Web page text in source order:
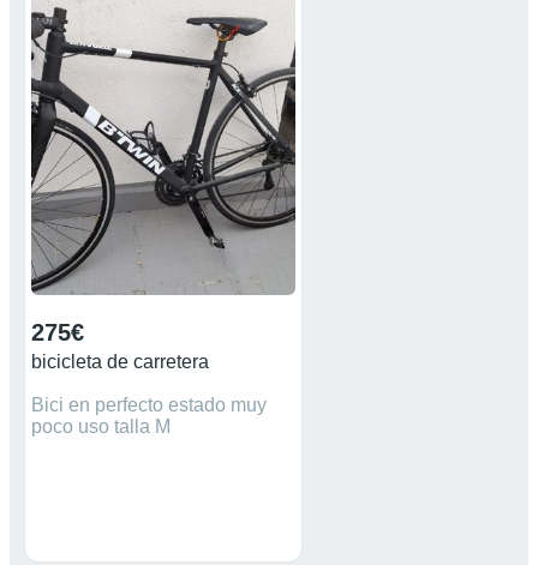
275€
bicicleta de carretera
Bici en perfecto estado muy
poco uso talla M